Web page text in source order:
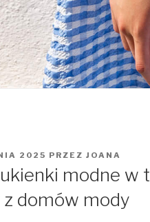
2025 PRZEZ JOANA
modne w
domów mody